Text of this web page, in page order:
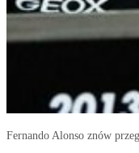
Fernando Alonso znów